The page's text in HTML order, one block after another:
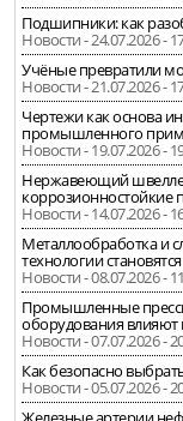
Подшипники: как
Новости - 24.07.2026 -
Учёные превратили
Новости - 21.07.2026 -
Чертежи как основа
промышленного
Новости - 19.07.2026 -
Нержавеющий
коррозионностойкие
Новости - 14.07.2026 -
Металлообработка и
технологии
Новости - 08.07.2026 -
Промышленные
оборудования влияют
Новости - 07.07.2026 -
Как безопасно
Новости - 05.07.2026 -